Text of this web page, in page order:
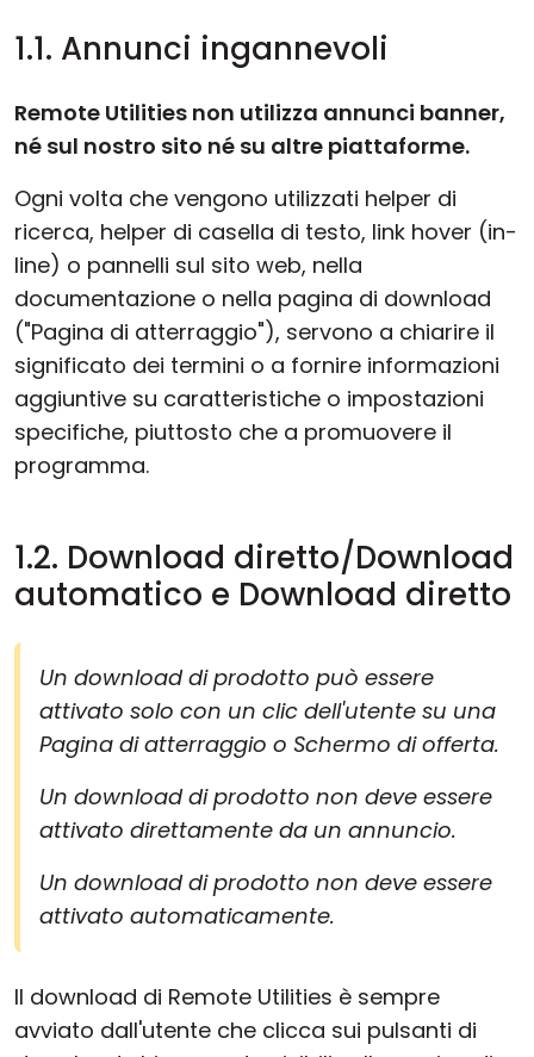
1.1. Annunci ingannevoli
Remote Utilities non utilizza annunci banner,
né sul nostro sito né su altre piattaforme.
Ogni volta che vengono utilizzati helper di
ricerca, helper di casella di testo, link hover (in-
line) o pannelli sul sito web, nella
documentazione o nella pagina di download
("Pagina di atterraggio"), servono a chiarire il
significato dei termini o a fornire informazioni
aggiuntive su caratteristiche o impostazioni
specifiche, piuttosto che a promuovere il
programma.
1.2. Download diretto/Download
automatico e Download diretto
Un download di prodotto può essere
attivato solo con un clic dell'utente su una
Pagina di atterraggio o Schermo di offerta.
Un download di prodotto non deve essere
attivato direttamente da un annuncio.
Un download di prodotto non deve essere
attivato automaticamente.
Il download di Remote Utilities è sempre
avviato dall'utente che clicca sui pulsanti di